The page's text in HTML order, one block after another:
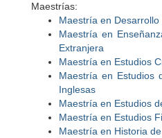
Maestrías:
Maestría en
Maestría en
Extranjera
Maestría en Estudios
Maestría en Estudios
Inglesas
Maestría en Estudios
Maestría en Estudios
Maestría en Historia